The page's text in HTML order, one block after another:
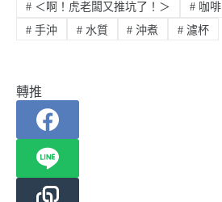
#＜啊！虎老闆又推坑了！＞ #咖啡
#手沖 #水質 # 沖煮 # 濾杯
轉推